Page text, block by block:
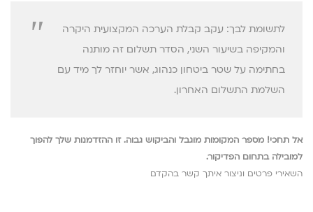
לתשומת לבך: עקב קבלת הערכה המקצועית היקרה
והמקיפה בשיעור השני, הסדר תשלום זה מותנה
בחתימה על שטר ביטחון כנהוג, אשר יוחזר לך מיד עם
השלמת התשלום האחרון.
אל תחכי! מספר המקומות מוגבל והביקוש גבוה. זו ההזדמנות שלך להפוך
למובילה בתחום הפדיקור.
השאירי פרטים וניצור איתך קשר בהקדם